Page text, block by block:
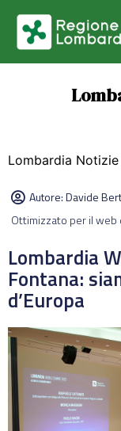
Lombardia Notizie
Autore:Davide
Ottimizzato per il web
Lombardia
Fontana:
d’Europa